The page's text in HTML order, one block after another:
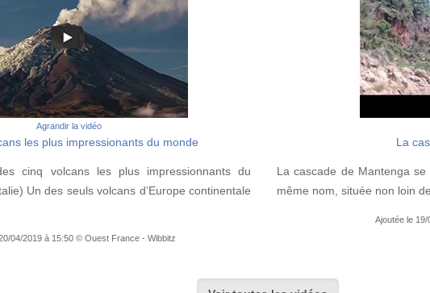
Agrandir la vidéo
les plus impressionants du monde
cinq volcans les plus impressionnants du
Un des seuls volcans d’Europe continentale
04/2019 à 15:50 © Ouest France - Wibbitz
La
La cascade de Mantenga
même nom, située non loin
Ajoutée le